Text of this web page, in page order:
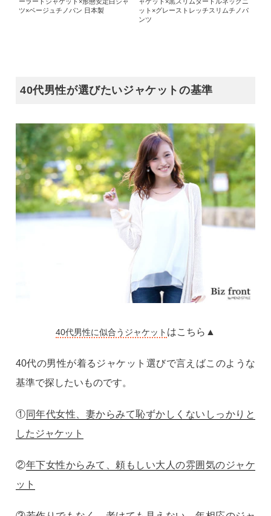
ツ×ベージュチノパン 日本製
ット×グレーストレッチスリムチノパ
ンツ
40代男性が選びたいジャケットの基準
40代男性に似合うジャケット はこちら▲
40代の男性が着るジャケット選びで言えばこのような
基準で探したいものです。
①同年代女性、妻からみて恥ずかしくないしっかりと
したジャケット
②年下女性からみて、頼もしい大人の雰囲気のジャケ
ット